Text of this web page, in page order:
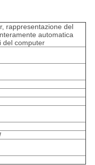
rappresentazione del
automatica
del computer